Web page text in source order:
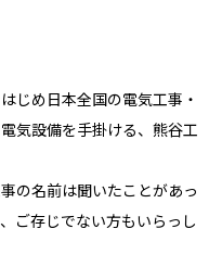
じめ日本全国の電気工事・
気設備を手掛ける、熊谷工
の名前は聞いたことがあっ
ご存じでない方もいらっし